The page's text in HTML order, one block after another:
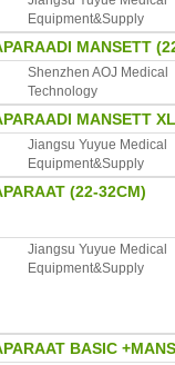
Equipment&Supply
MANSETT
Shenzhen AOJ Medical
Technology
MANSETT
Jiangsu Yuyue Medical
Equipment&Supply
(22-32CM)
Jiangsu Yuyue Medical
Equipment&Supply
BASIC